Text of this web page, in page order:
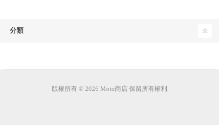
分類
版權所有 © 2026 Moto商店 保留所有權利